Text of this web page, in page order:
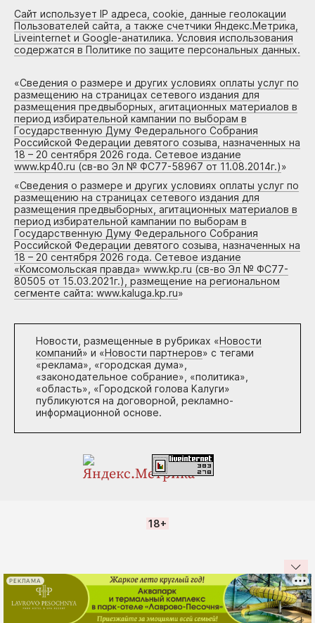
Сайт использует IP адреса, cookie, данные геолокации
Пользователей сайта, а также счетчики Яндекс.Метрика,
Liveinternet и Google-анатилика. Условия использования
содержатся в Политике по защите персональных данных.
«Сведения о размере и других условиях оплаты услуг по
размещению на страницах сетевого издания для
размещения предвыборных, агитационных материалов в
период избирательной кампании по выборам в
Государственную Думу Федерального Собрания
Российской Федерации девятого созыва, назначенных на
18 – 20 сентября 2026 года. Сетевое издание
www.kp40.ru (св-во Эл № ФС77-58967 от 11.08.2014г.)»
«Сведения о размере и других условиях оплаты услуг по
размещению на страницах сетевого издания для
размещения предвыборных, агитационных материалов в
период избирательной кампании по выборам в
Государственную Думу Федерального Собрания
Российской Федерации девятого созыва, назначенных на
18 – 20 сентября 2026 года. Сетевое издание
«Комсомольская правда» www.kp.ru (св-во Эл № ФС77-
80505 от 15.03.2021г.), размещение на региональном
сегменте сайта: www.kaluga.kp.ru»
Новости, размещенные в рубриках «Новости
компаний» и «Новости партнеров» с тегами
«реклама», «городская дума»,
«законодательное собрание», «политика»,
«область», «Городской голова Калуги»
публикуются на договорной, рекламно-
информационной основе.
18+
РЕКЛАМА